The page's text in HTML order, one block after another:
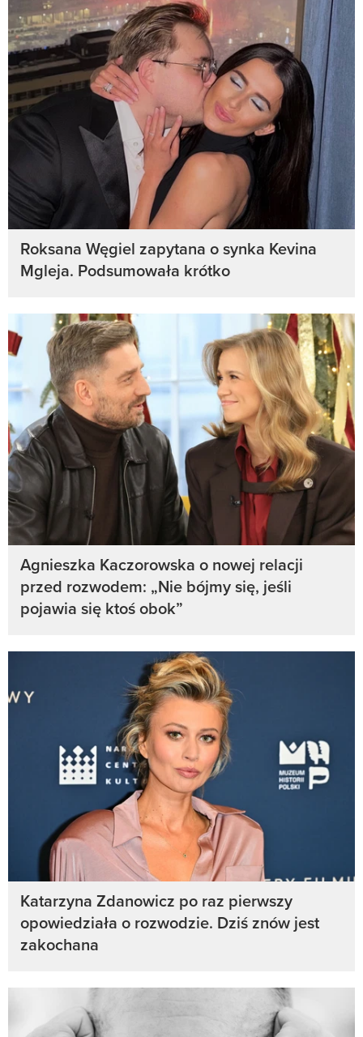
Roksana Węgiel zapytana o synka Kevina
Mgleja. Podsumowała krótko
Agnieszka Kaczorowska o nowej relacji
przed rozwodem: „Nie bójmy się, jeśli
pojawia się ktoś obok”
Katarzyna Zdanowicz po raz pierwszy
opowiedziała o rozwodzie. Dziś znów jest
zakochana